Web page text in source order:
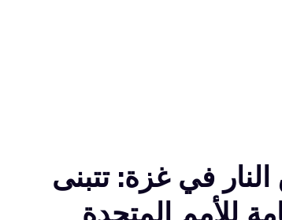
في غزة: تتبنى
للأمم المتحدة